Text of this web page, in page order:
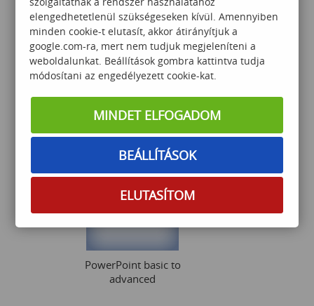
Outlook és OneNote
49 000 Ft
PowerPoint basic to
advanced
elengedhetetlenül szükségeseken kívül. Amennyiben
minden cookie-t elutasít, akkor átirányítjuk a
google.com-ra, mert nem tudjuk megjeleníteni a
weboldalunkat. Beállítások gombra kattintva tudja
módosítani az engedélyezett cookie-kat.
MINDET ELFOGADOM
BEÁLLÍTÁSOK
ELUTASÍTOM